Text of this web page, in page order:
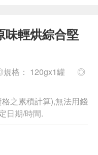
味輕烘綜合堅
格： 120gx1罐
◎
之累積計算),無法用錢
日期/時間.